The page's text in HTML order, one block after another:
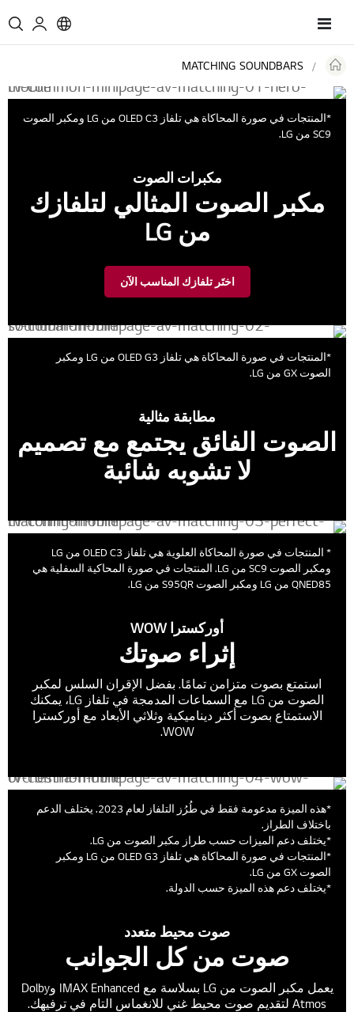
Toggle
MATCHING SOUNDBARS
مزامنة دخل الصوت
*المنتجات في صورة المحاكاة هي تلفاز OLED C3 من LG ومكبر الصوت
SC9 من LG.
مكبرات الصوت
مكبر الصوت المثالي لتلفازك
من LG
اختَر تلفازك المناسب الآن
*المنتجات في صورة المحاكاة هي تلفاز OLED G3 من LG ومكبر
الصوت GX من LG.
مطابقة مثالية
الصوت الفائق يجتمع مع تصميم
لا تشوبه شائبة
* المنتجات في صورة المحاكاة العلوية هي تلفاز OLED C3 من LG
ومكبر الصوت SC9 من LG. المنتجات في صورة المحاكية السفلية هي
QNED85 من LG ومكبر الصوت S95QR من LG.
أوركسترا WOW
إثراء صوتك
استمتع بصوت متزامن تمامًا. بفضل الإقران السلس لمكبر
الصوت من LG مع السماعات المدمجة في تلفاز LG، يمكنك
الاستمتاع بصوت أكثر ديناميكية وثلاثي الأبعاد مع أوركسترا
WOW.
*هذه الميزة مدعومة فقط في طُرُز التلفاز لعام 2023. يختلف الدعم
باختلاف الطراز.
*يختلف دعم الميزات حسب طراز مكبر الصوت من LG.
*المنتجات في صورة المحاكاة هي تلفاز OLED G3 من LG ومكبر
الصوت GX من LG.
*يختلف دعم هذه الميزة حسب الدولة.
صوت محيط متعدد
صوت من كل الجوانب
يعمل مكبر الصوت من LG بسلاسة مع IMAX Enhanced وDolby
Atmos لتقديم صوت محيط غني للانغماس التام في ترفيهك.